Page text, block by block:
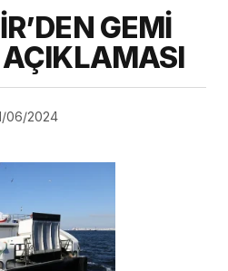
GEMİ
06/2024